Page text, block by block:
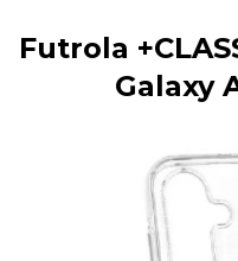
Futrola
Galaxy